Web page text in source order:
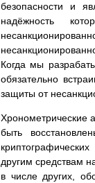
безопасности и
надёжность
Когда мы
обязательно
защиты от
Хронометрические
быть
другим средствам
в числе других,